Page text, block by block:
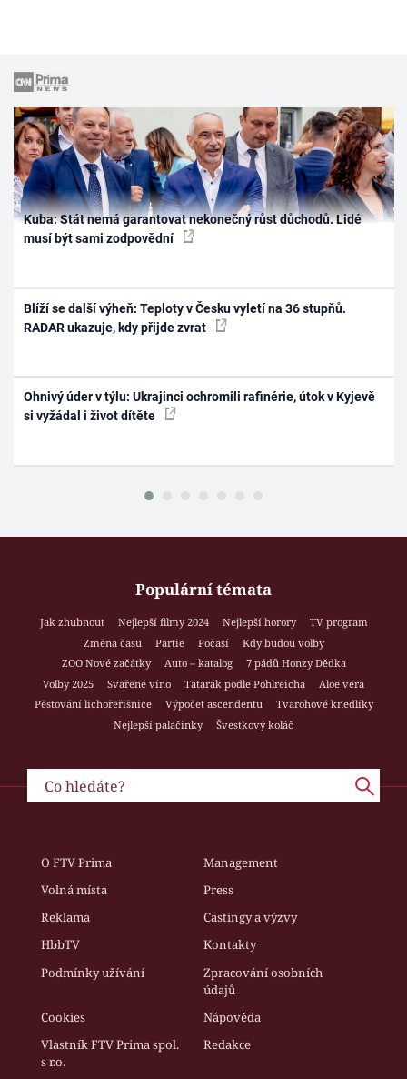
Kuba: Stát nemá garantovat nekonečný růst důchodů. Lidé
musí být sami zodpovědní
Blíží se další výheň: Teploty v Česku vyletí na 36 stupňů.
RADAR ukazuje, kdy přijde zvrat
Ohnivý úder v týlu: Ukrajinci ochromili rafinérie, útok v Kyjevě
si vyžádal i život dítěte
Populární témata
Jak zhubnout Nejlepší filmy 2024 Nejlepší horory
TV program
Změna času
Partie Počasí
Kdy budou volby
ZOO Nové začátky
Auto – katalog
7 pádů Honzy Dědka
Volby 2025
Svařené víno Tatarák podle Pohlreicha
Aloe vera
Pěstování lichořeřišnice
Výpočet ascendentu
Tvarohové knedlíky
Nejlepší palačinky
Švestkový koláč
O FTV Prima
Management
Volná místa
Press
Reklama
Castingy a výzvy
HbbTV
Kontakty
Podmínky užívání
Zpracování osobních
údajů
Cookies
Nápověda
Vlastník FTV Prima spol.
s r.o.
Redakce